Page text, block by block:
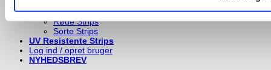
Pinke Strips
Røde Strips
Sorte Strips
UV Resistente Strips
Log ind / opret bruger
NYHEDSBREV